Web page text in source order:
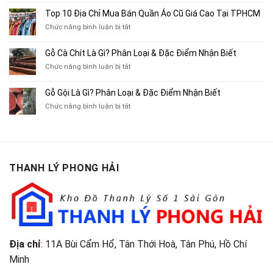
Bán
Xe
Cũ,
Xe
Cũ
TP.HCM
10
Thu
Sách
Tạp
Chí
Top 10 Địa Chỉ Mua Bán Quần Áo Cũ Giá Cao Tại TPHCM
Chức năng bình luận bị tắtở
Địa
Chỉ
Bán
Áo
Gỗ Cà Chít Là Gì? Phân Loại & Đặc Điểm Nhận Biết
Chức năng bình luận bị tắtở
Chít
Là
Gỗ Gội Là Gì? Phân Loại & Đặc Điểm Nhận Biết
Chức năng bình luận bị tắtở
Điểm
Nhận
Biết
THANH LÝ PHONG HẢI
Địa chỉ: 11A Bùi Cẩm Hổ, Tân Thới Hoà, Tân Phú, Hồ Chí
Minh